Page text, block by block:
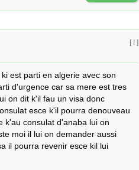
[ ! ]
est parti en algerie avec son
d'urgence car sa mere est tres
on dit k'il fau un visa donc
esce k'il pourra denouveau
k'au consulat d'anaba lui on
moi il lui on demander aussi
il pourra revenir esce kil lui